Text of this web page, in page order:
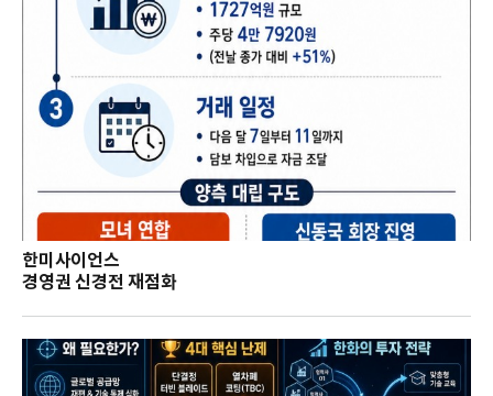
한미사이언스
경영권 신경전 재점화